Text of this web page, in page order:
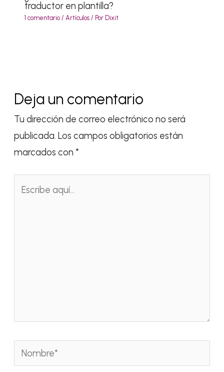
traductor en plantilla?
1 comentario / Artículos/ Por Dixit
Deja un comentario
Tu dirección de correo electrónico no será
publicada. Los campos obligatorios están
marcados con*
Nombre*